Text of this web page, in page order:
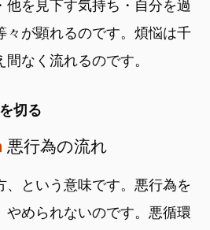
他を見下す気持ち・自分を過
々が顕れるのです。煩悩は千
なく流れるのです。
切る
悪行為の流れ
、という意味です。悪行為を
やめられないのです。悪循環